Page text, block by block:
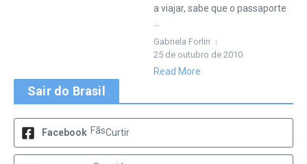
a viajar, sabe que o passaporte
Gabriela Forlin
25 de outubro de 2010
Read More
Sair do Brasil
Facebook FãsCurtir